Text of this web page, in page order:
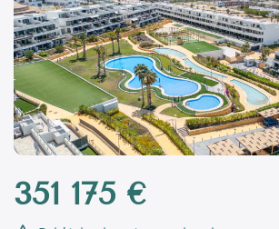
351 175 €